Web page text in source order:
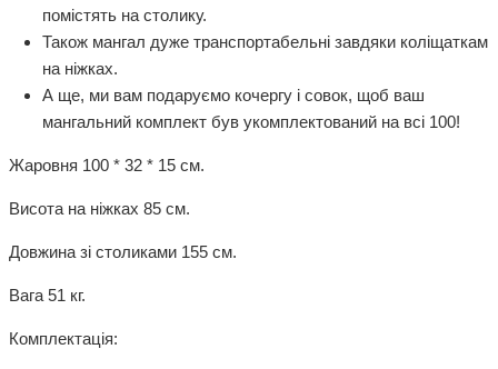
помістять на столику.
Також мангал дуже транспортабельні завдяки коліщаткам
на ніжках.
А ще, ми вам подаруємо кочергу і совок, щоб ваш
мангальний комплект був укомплектований на всі 100!
Жаровня 100 * 32 * 15 см.
Висота на ніжках 85 см.
Довжина зі столиками 155 см.
Вага 51 кг.
Комплектація: